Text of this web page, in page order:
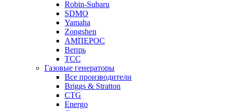
Robin-Subaru
SDMO
Yamaha
Zongshen
АМПЕРОС
Вепрь
ТСС
Газовые генераторы
Все производители
Briggs & Stratton
CTG
Energo